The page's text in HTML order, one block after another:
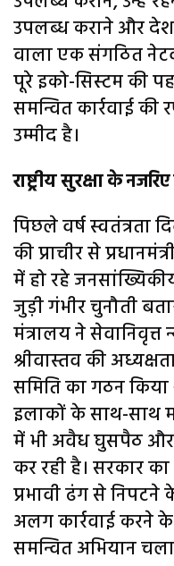
उपलब्ध कराने और देश
वाला एक संगठित
पूरे इको-सिस्टम की
समन्वित कार्रवाई की
उम्मीद है।
राष्ट्रीय सुरक्षा के
पिछले वर्ष
की प्राचीर से
में हो रहे
जुड़ी गंभीर चुनौती
मंत्रालय ने सेवानिवृत्त
श्रीवास्तव की
समिति का गठन किया
इलाकों के साथ-साथ
में भी अवैध घुसपैठ और
कर रही है। सरकार
प्रभावी ढंग से निपटने
अलग कार्रवाई करने
समन्वित अभियान